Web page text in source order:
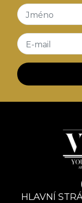
Jméno
E-mail
HLAVNÍ